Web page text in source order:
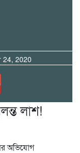
24, 2020
লাশ!